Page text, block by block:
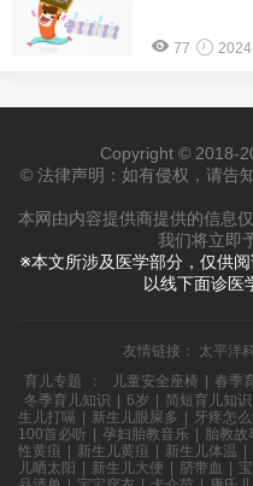
77
Copyright © 2018-
© 法律声明：如有侵权，请告
本网由内容提供商提供的信息
我们将立即
※本文所涉及医学部分，仅供
以线下面诊医
友情链接： 太平洋
育儿专题
： 儿童安全座椅 | 春季
冬季育儿知识 | 6岁 | 简短育儿知识
生儿打嗝 | 新生儿眼屎多 | 牙疼怎
100首必听 | 孕妇胎教音乐 | 胎教故
性黄疸 | 新生儿黄疸 | 新生儿体温 |
儿晒太阳 | 新生儿大便 | 脐带血 |